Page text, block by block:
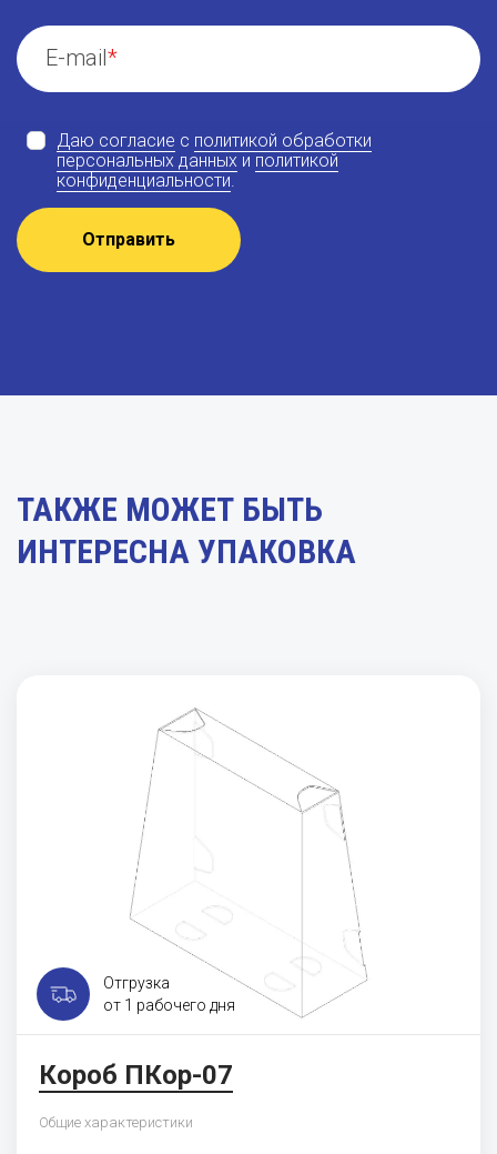
E-mail
Даю согласие с политикой обработки
персональных данных и политикой
конфиденциальности.
Отправить
ТАКЖЕ МОЖЕТ БЫТЬ
ИНТЕРЕСНА УПАКОВКА
Отгрузка
от 1 рабочего дня
Короб ПКор-07
Общие характеристики